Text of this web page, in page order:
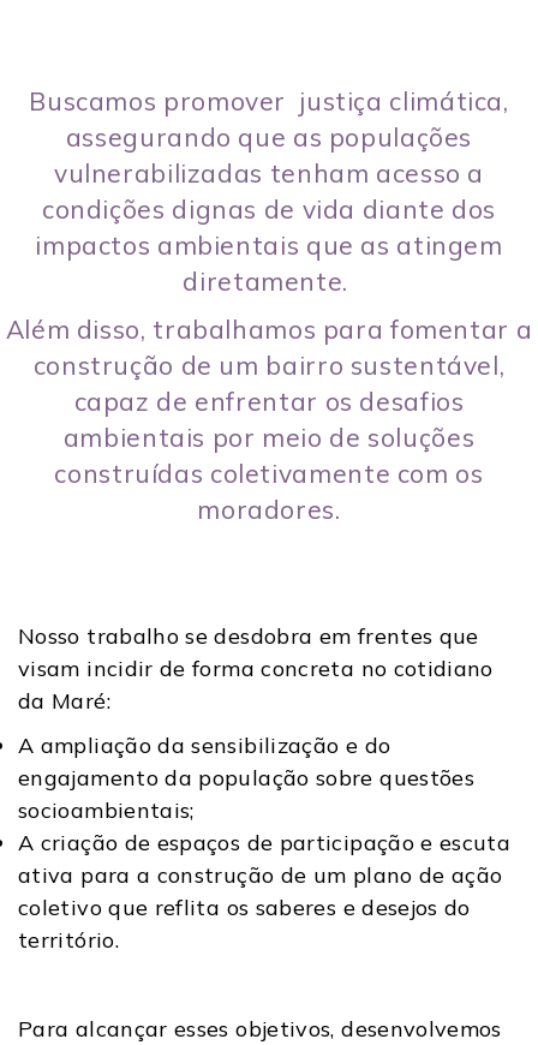
Buscamos promover justiça climática,
assegurando que as populações
vulnerabilizadas tenham acesso a
condições dignas de vida diante dos
impactos ambientais que as atingem
diretamente.
Além disso, trabalhamos para fomentar a
construção de um bairro sustentável,
capaz de enfrentar os desafios
ambientais por meio de soluções
construídas coletivamente com os
moradores.
Nosso trabalho se desdobra em frentes que
visam incidir de forma concreta no cotidiano
da Maré:
A ampliação da sensibilização e do
engajamento da população sobre questões
socioambientais;
A criação de espaços de participação e escuta
ativa para a construção de um plano de ação
coletivo que reflita os saberes e desejos do
território.
Para alcançar esses objetivos, desenvolvemos